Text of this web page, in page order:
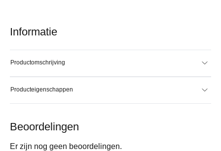
Informatie
Productomschrijving
Producteigenschappen
Beoordelingen
Er zijn nog geen beoordelingen.